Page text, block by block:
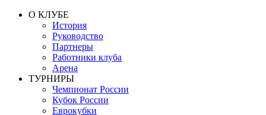
О КЛУБЕ
История
Руководство
Партнеры
Работники клуба
Арена
ТУРНИРЫ
Чемпионат России
Кубок России
Еврокубки